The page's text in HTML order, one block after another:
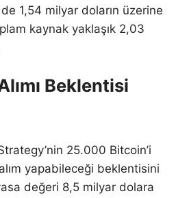
1,54 milyar doların üzerine
kaynak yaklaşık 2,03
Beklentisi
25.000 Bitcoin’i
yapabileceği beklentisini
değeri 8,5 milyar dolara